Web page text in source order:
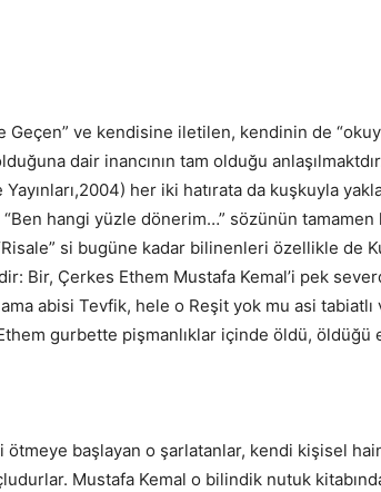
ve kendisine iletilen, kendinin de
dair inancının tam olduğu
Yayınları,2004) her iki hatırata da kuşkuyla
hangi yüzle dönerim…” sözünün
si bugüne kadar bilinenleri özellikle de
Bir, Çerkes Ethem Mustafa Kemal’i pek
abisi Tevfik, hele o Reşit yok mu asi tabiatlı
gurbette pişmanlıklar içinde öldü, öldüğü
ötmeye başlayan o şarlatanlar, kendi kişisel
Mustafa Kemal o bilindik nutuk